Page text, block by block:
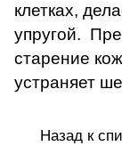
клетках,
упругой.
старение
устраняет
Назад к